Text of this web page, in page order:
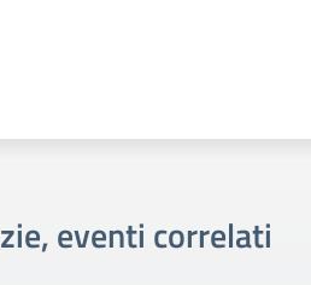
eventi correlati